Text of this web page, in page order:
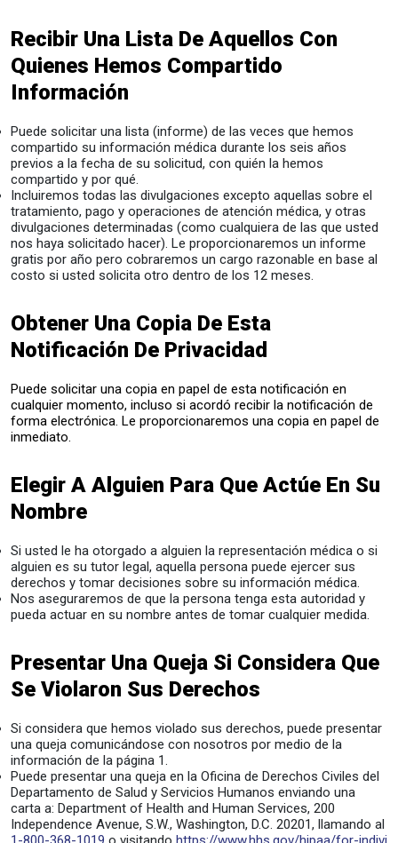
Recibir Una Lista De Aquellos Con
Quienes Hemos Compartido
Información
Puede solicitar una lista (informe) de las veces que hemos
compartido su información médica durante los seis años
previos a la fecha de su solicitud, con quién la hemos
compartido y por qué.
Incluiremos todas las divulgaciones excepto aquellas sobre el
tratamiento, pago y operaciones de atención médica, y otras
divulgaciones determinadas (como cualquiera de las que usted
nos haya solicitado hacer). Le proporcionaremos un informe
gratis por año pero cobraremos un cargo razonable en base al
costo si usted solicita otro dentro de los 12 meses.
Obtener Una Copia De Esta
Notificación De Privacidad
Puede solicitar una copia en papel de esta notificación en
cualquier momento, incluso si acordó recibir la notificación de
forma electrónica. Le proporcionaremos una copia en papel de
inmediato.
Elegir A Alguien Para Que Actúe En Su
Nombre
Si usted le ha otorgado a alguien la representación médica o si
alguien es su tutor legal, aquella persona puede ejercer sus
derechos y tomar decisiones sobre su información médica.
Nos aseguraremos de que la persona tenga esta autoridad y
pueda actuar en su nombre antes de tomar cualquier medida.
Presentar Una Queja Si Considera Que
Se Violaron Sus Derechos
Si considera que hemos violado sus derechos, puede presentar
una queja comunicándose con nosotros por medio de la
información de la página 1.
Puede presentar una queja en la Oficina de Derechos Civiles del
Departamento de Salud y Servicios Humanos enviando una
carta a: Department of Health and Human Services, 200
Independence Avenue, S.W., Washington, D.C. 20201, llamando al